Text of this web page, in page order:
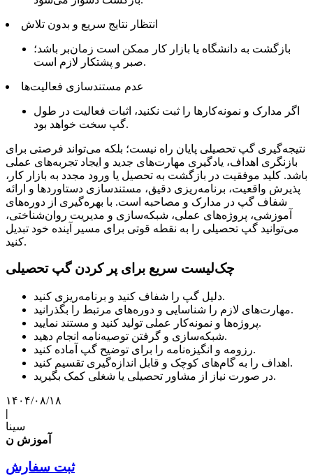
انتظار نتایج سریع و بدون تلاش
بازگشت به دانشگاه یا بازار کار ممکن است زمان‌بر باشد؛
صبر و پشتکار لازم است.
عدم مستندسازی فعالیت‌ها
اگر مدارک و نمونه‌کارها را ثبت نکنید، اثبات فعالیت در طول
گپ سخت خواهد بود.
نتیجه‌گیری گپ تحصیلی پایان راه نیست؛ بلکه می‌تواند فرصتی برای
بازنگری اهداف، یادگیری مهارت‌های جدید و ایجاد تجربه‌های عملی
باشد. کلید موفقیت در بازگشت به تحصیل یا ورود مجدد به بازار کار،
پذیرش واقعیت، برنامه‌ریزی دقیق، مستندسازی دستاوردها و ارائه
شفاف گپ در مدارک و مصاحبه است. با بهره‌گیری از دوره‌های
آموزشی، پروژه‌های عملی، شبکه‌سازی و مدیریت روان‌شناختی،
می‌توانید گپ تحصیلی را به نقطه قوتی برای مسیر آینده خود تبدیل
کنید.
چک‌لیست سریع برای پر کردن گپ تحصیلی
دلیل گپ را شفاف کنید و برنامه‌ریزی کنید.
مهارت‌های لازم را شناسایی و دوره‌های مرتبط را بگذرانید.
پروژه‌ها و نمونه‌کار عملی تولید کنید و مستند نمایید.
شبکه‌سازی و گرفتن توصیه‌نامه انجام دهید.
رزومه و انگیزه‌نامه را برای توضیح گپ آماده کنید.
اهداف را به گام‌های کوچک و قابل اندازه‌گیری تقسیم کنید.
در صورت نیاز از مشاور تحصیلی یا شغلی کمک بگیرید.
۱۴۰۴/۰۸/۱۸
|
سینا
آموزش ن
ثبت سفارش